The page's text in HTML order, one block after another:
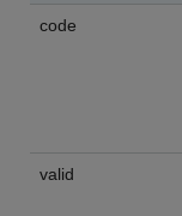
code
valid